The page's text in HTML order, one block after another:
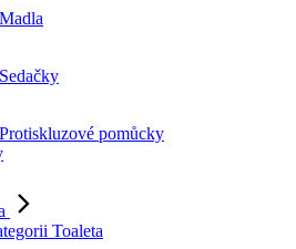
Madla
Sedačky
Protiskluzové pomůcky
Toaleta